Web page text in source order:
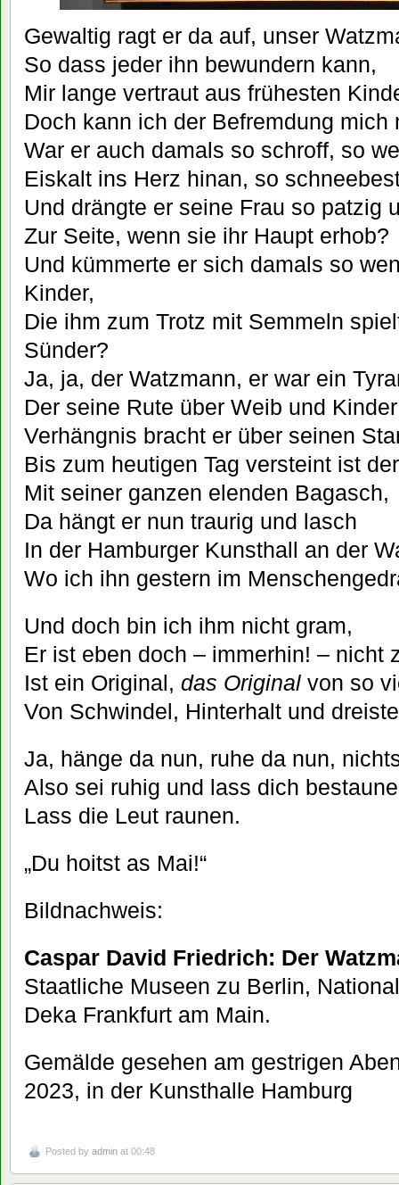
Gewaltig ragt er da auf, unser
So dass jeder ihn bewundern kann,
Mir lange vertraut aus frühesten
Doch kann ich der Befremdung mich
War er auch damals so schroff, so
Eiskalt ins Herz hinan, so
Und drängte er seine Frau so patzig
Zur Seite, wenn sie ihr Haupt erhob?
Und kümmerte er sich damals so
Kinder,
Die ihm zum Trotz mit Semmeln
Sünder?
Ja, ja, der Watzmann, er war ein
Der seine Rute über Weib und
Verhängnis bracht er über seinen
Bis zum heutigen Tag versteint ist
Mit seiner ganzen elenden Bagasch,
Da hängt er nun traurig und lasch
In der Hamburger Kunsthall an der
Wo ich ihn gestern im
Und doch bin ich ihm nicht gram,
Er ist eben doch – immerhin! – nicht
Ist ein Original, das Original von so
Von Schwindel, Hinterhalt und
Ja, hänge da nun, ruhe da nun,
Also sei ruhig und lass dich
Lass die Leut raunen.
„Du hoitst as Mai!“
Bildnachweis:
Caspar David Friedrich: Der
Staatliche Museen zu Berlin,
Deka Frankfurt am Main.
Gemälde gesehen am gestrigen
2023, in der Kunsthalle Hamburg
Posted by admin at 00:48